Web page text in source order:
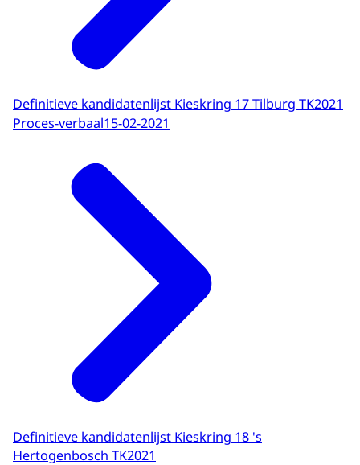
Definitieve kandidatenlijst Kieskring 17 Tilburg TK2021
Proces-verbaal15-02-2021
Definitieve kandidatenlijst Kieskring 18 's
Hertogenbosch TK2021